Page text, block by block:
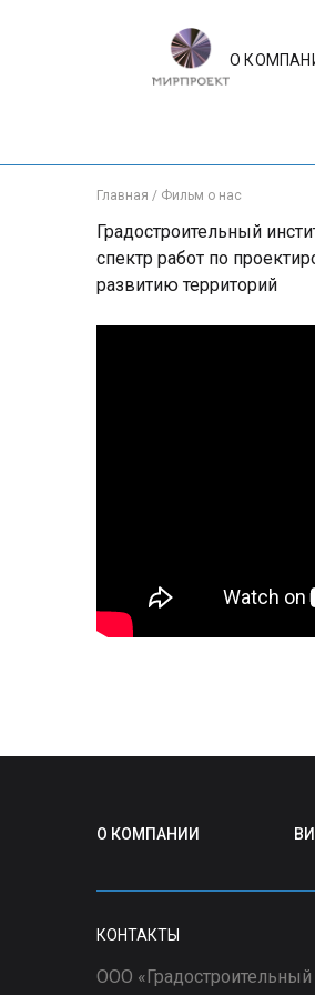
О
Главная / Фильм о нас
Градостроительный
спектр работ по
развитию территорий
О КОМПАНИИ
КОНТАКТЫ
ООО «Градостроительный